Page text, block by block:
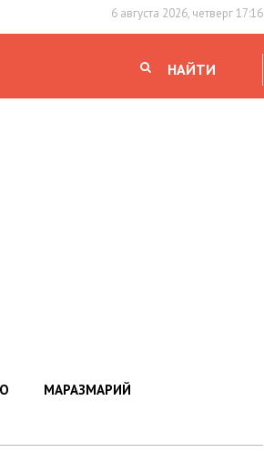
6 августа 2026, четверг 17:16
НАЙТИ
МАРАЗМАРИЙ